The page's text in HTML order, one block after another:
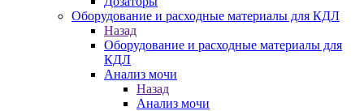
Оборудование и расходные материалы для КДЛ
Назад
Оборудование и расходные материалы для
КДЛ
Анализ мочи
Назад
Анализ мочи